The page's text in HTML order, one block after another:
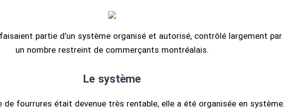
partie d’un système organisé et autorisé, contrôlé largement par
un nombre restreint de commerçants montréalais.
Le système
de fourrures était devenue très rentable, elle a été organisée en système.